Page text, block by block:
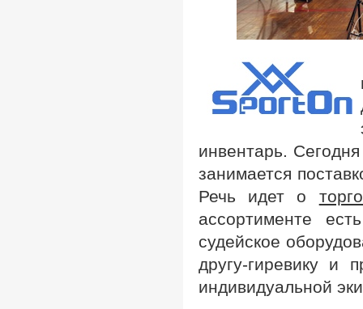
инвентарь.
занимается
Речь идет о
ассортименте
судейское
другу-гиревику и
индивидуальной